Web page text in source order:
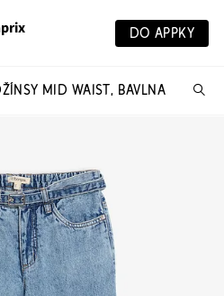
DO APPKY
MID WAIST, BAVLNA